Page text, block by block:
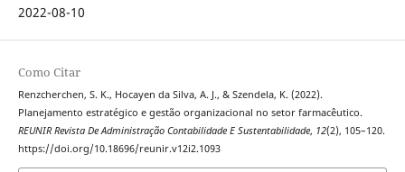
2022-08-10
Como Citar
Renzcherchen, S. K., Hocayen da Silva, A. J., & Szendela, K. (2022).
Planejamento estratégico e gestão organizacional no setor farmacêutico.
REUNIR Revista De Administração Contabilidade E Sustentabilidade, 12(2), 105–120.
https://doi.org/10.18696/reunir.v12i2.1093